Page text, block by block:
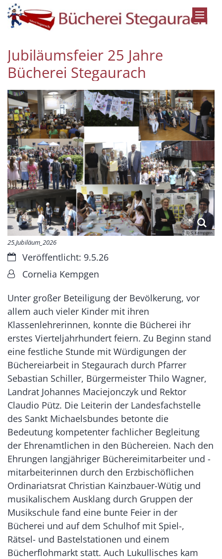
Zum Inhalt springen
Jubiläumsfeier 25 Jahre
Bücherei Stegaurach
© S. Kempgen
25.Jubiläum_2026
Datum:Veröffentlicht: 9.5.26
Von:Cornelia Kempgen
Unter großer Beteiligung der Bevölkerung, vor
allem auch vieler Kinder mit ihren
Klassenlehrerinnen, konnte die Bücherei ihr
erstes Vierteljahrhundert feiern. Zu Beginn stand
eine festliche Stunde mit Würdigungen der
Büchereiarbeit in Stegaurach durch Pfarrer
Sebastian Schiller, Bürgermeister Thilo Wagner,
Landrat Johannes Maciejonczyk und Rektor
Claudio Pütz. Die Leiterin der Landesfachstelle
des Sankt Michaelsbundes betonte die
Bedeutung kompetenter fachlicher Begleitung
der Ehrenamtlichen in den Büchereien. Nach den
Ehrungen langjähriger Büchereimitarbeiter und -
mitarbeiterinnen durch den Erzbischöflichen
Ordinariatsrat Christian Kainzbauer-Wütig und
musikalischem Ausklang durch Gruppen der
Musikschule fand eine bunte Feier in der
Bücherei und auf dem Schulhof mit Spiel-,
Rätsel- und Bastelstationen und einem
Bücherflohmarkt statt. Auch Lukullisches kam